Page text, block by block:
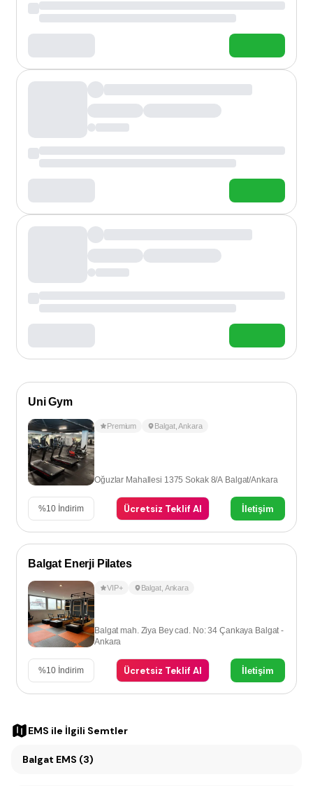
Uni Gym
Premium Balgat,Ankara
Oğuzlar Mahallesi 1375 Sokak 8/A Balgat/Ankara
%10 İndirim Ücretsiz Teklif Al İletişim
Balgat Enerji Pilates
VIP+ Balgat, Ankara
Balgat mah. Ziya Bey cad. No: 34 Çankaya Balgat -
Ankara
%10 İndirim Ücretsiz Teklif Al İletişim
EMS ile İlgili Semtler
Balgat EMS (3)